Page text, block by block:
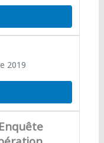
2019